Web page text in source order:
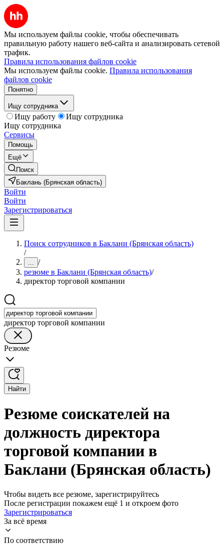
Мы используем файлы cookie, чтобы обеспечивать
правильную работу нашего веб-сайта и анализировать сетевой
трафик.
Правила использования файлов cookie
Мы используем файлы cookie. Правила использования
файлов cookie
Понятно
Ищу сотрудника
Ищу работу
Ищу сотрудника
Ищу сотрудника
Сервисы
Помощь
Ещё
Поиск
Баклань (Брянская область)
Войти
Войти
Зарегистрироваться
Поиск сотрудников в Баклани (Брянская область)
/
... /
резюме в Баклани (Брянская область)/
директор торговой компании
директор торговой компании
Резюме
Найти
Резюме соискателей на
должность директора
торговой компании в
Баклани (Брянская область)
Чтобы видеть все резюме, зарегистрируйтесь
После регистрации покажем ещё 1 и откроем фото
Зарегистрироваться
За всё время
По соответствию